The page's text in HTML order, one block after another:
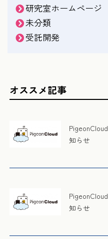
研究室ホームページ
未分類
受託開発
オススメ記事
知らせ
知らせ